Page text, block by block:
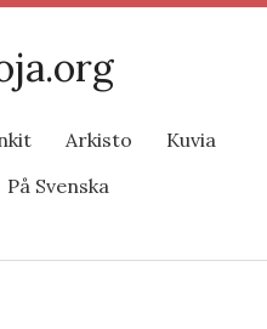
Arkisto
Kuvia
På Svenska